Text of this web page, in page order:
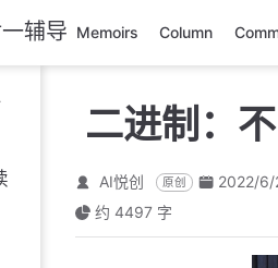
辅导 Memoirs Column
二进制：
AI悦创 原创 2022/6/
约 4497 字